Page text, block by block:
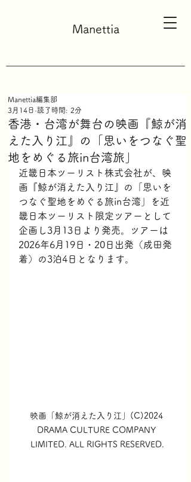
Manettia
香港・台湾が舞台の映画『鯨が消
えた入り江』の「思いをつなぐ聖
地をめぐる旅in台湾旅」
Manettia編集部
3月14日 読了時間: 2分
近畿日本ツーリスト株式会社が、映
画『鯨が消えた入り江』の「思いを
つなぐ聖地をめぐる旅in台湾」を近
畿日本ツーリスト限定ツアーとして
企画し3月13日より発売。ツアーは
2026年6月19日・20日出発（成田発
着）の3泊4日となります。
映画「鯨が消えた入り江」(C)2024
DRAMA CULTURE COMPANY
LIMITED. ALL RIGHTS RESERVED.